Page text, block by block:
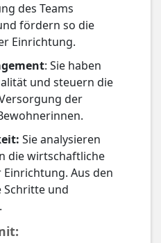
des Teams
fördern so die
Einrichtung.
: Sie haben
und steuern die
der
Sie analysieren
die wirtschaftliche
Aus den
Schritte und